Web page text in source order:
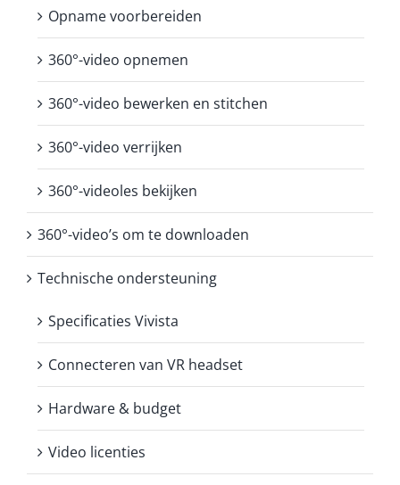
Opname voorbereiden
360°-video opnemen
360°-video bewerken en stitchen
360°-video verrijken
360°-videoles bekijken
360°-video’s om te downloaden
Technische ondersteuning
Specificaties Vivista
Connecteren van VR headset
Hardware & budget
Video licenties